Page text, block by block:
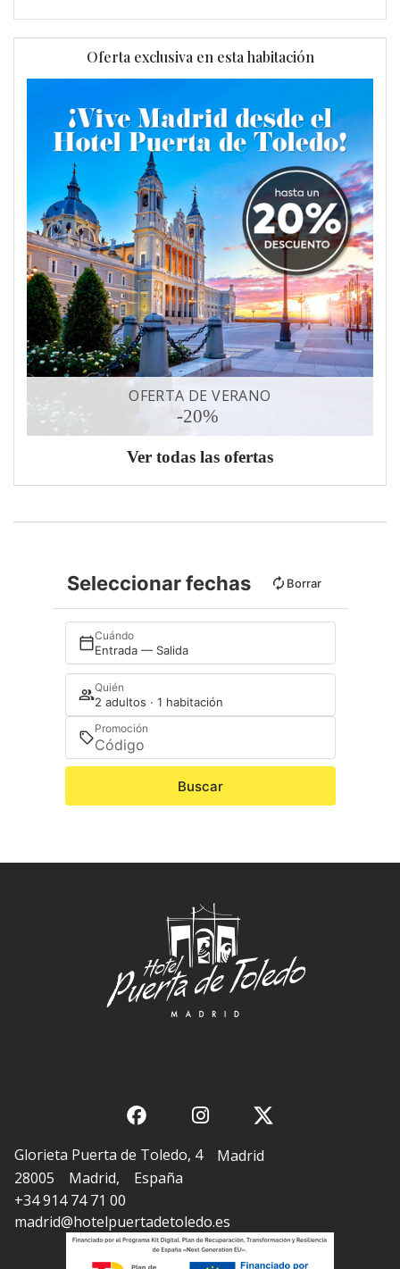
Oferta exclusiva en esta habitación
OFERTA DE VERANO
-20%
Ver todas las ofertas
Seleccionar fechas Borrar
Cuándo
Entrada — Salida
Quién
2 adultos · 1 habitación
Promoción
Buscar
Glorieta Puerta de Toledo, 4
Madrid
28005
Madrid,
España
+34 914 74 71 00
madrid@hotelpuertadetoledo.es